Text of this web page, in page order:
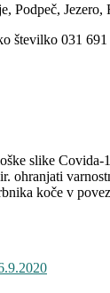
Podpeč,
številko 031
slike
ohranjati
koče v